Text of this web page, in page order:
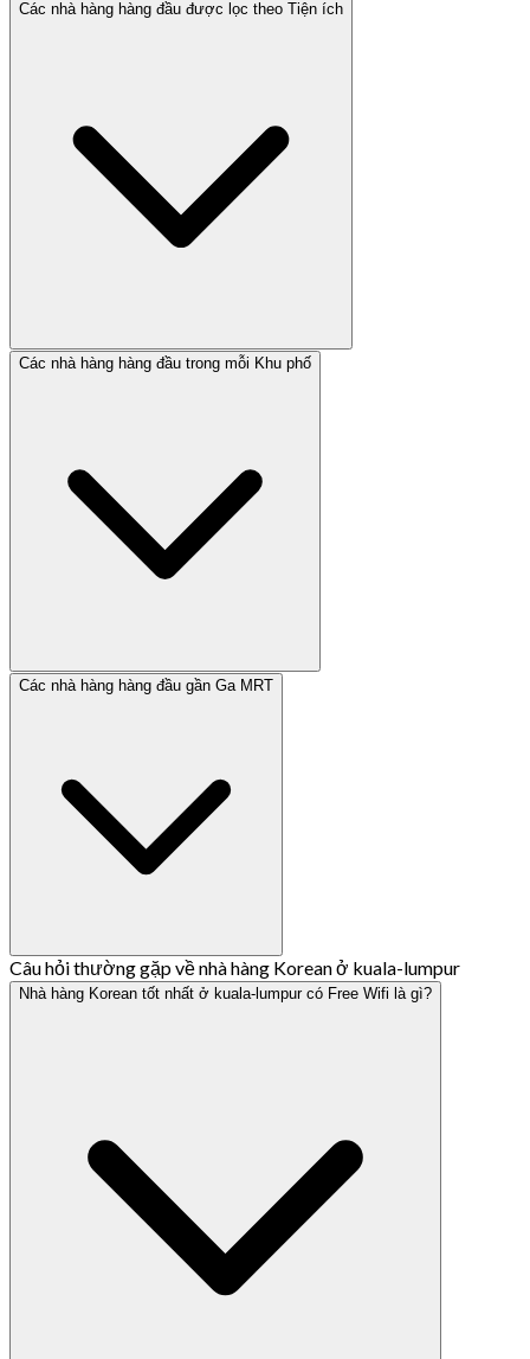
Các nhà hàng hàng đầu được lọc theo Tiện ích
Các nhà hàng hàng đầu trong mỗi Khu phố
Các nhà hàng hàng đầu gần Ga MRT
Câu hỏi thường gặp về nhà hàng Korean ở kuala-lumpur
Nhà hàng Korean tốt nhất ở kuala-lumpur có Free Wifi là gì?